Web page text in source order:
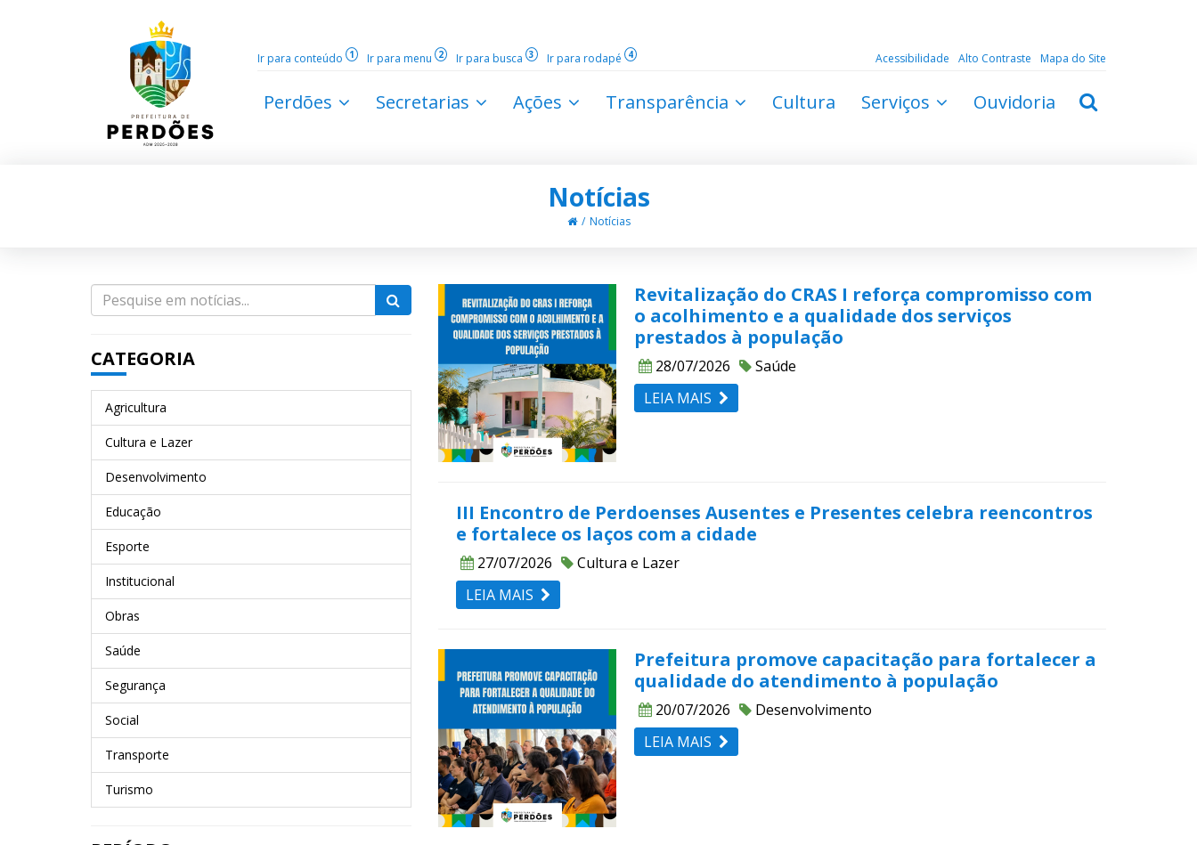
Ir para conteúdo 1 Ir para menu 2 Ir para busca 3 Ir para rodapé 4 Acessibilidade Alto Contraste Mapa do Site
Perdões Secretarias Ações Transparência Cultura Serviços Ouvidoria
Notícias
Notícias
CATEGORIA
Agricultura
Cultura e Lazer
Desenvolvimento
Educação
Esporte
Institucional
Obras
Saúde
Segurança
Social
Transporte
Turismo
Revitalização do CRAS I reforça compromisso com
o acolhimento e a qualidade dos serviços
prestados à população
28/07/2026
Saúde
LEIA MAIS
III Encontro de Perdoenses Ausentes e Presentes celebra reencontros
e fortalece os laços com a cidade
27/07/2026
Cultura e Lazer
LEIA MAIS
Prefeitura promove capacitação para fortalecer a
qualidade do atendimento à população
20/07/2026
Desenvolvimento
LEIA MAIS